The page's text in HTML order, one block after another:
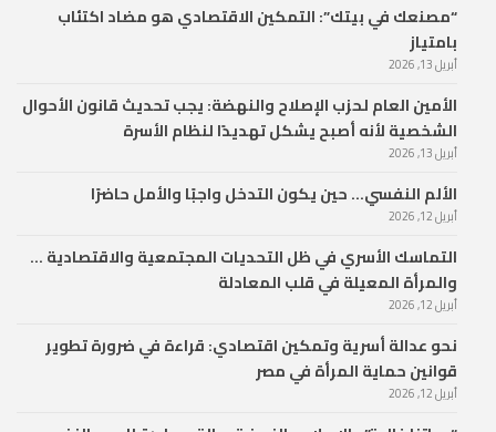
“مصنعك في بيتك”: التمكين الاقتصادي هو مضاد اكتئاب
بامتياز
أبريل 13, 2026
الأمين العام لحزب الإصلاح والنهضة: يجب تحديث قانون الأحوال
الشخصية لأنه أصبح يشكل تهديدًا لنظام الأسرة
أبريل 13, 2026
الألم النفسي… حين يكون التدخل واجبًا والأمل حاضرًا
أبريل 12, 2026
التماسك الأسري في ظل التحديات المجتمعية والاقتصادية …
والمرأة المعيلة في قلب المعادلة
أبريل 12, 2026
نحو عدالة أسرية وتمكين اقتصادي: قراءة في ضرورة تطوير
قوانين حماية المرأة في مصر
أبريل 12, 2026